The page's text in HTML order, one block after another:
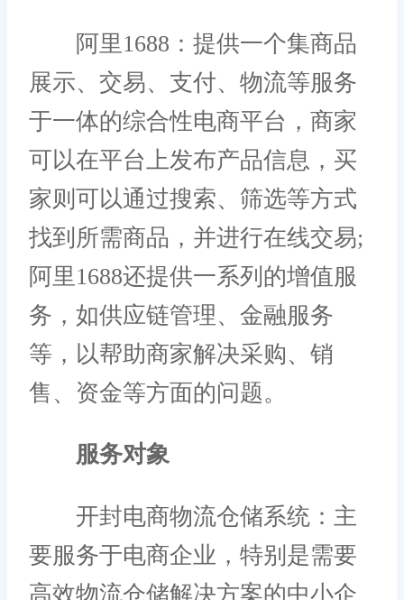
阿里1688：提供一个集商品
展示、交易、支付、物流等服务
于一体的综合性电商平台，商家
可以在平台上发布产品信息，买
家则可以通过搜索、筛选等方式
找到所需商品，并进行在线交易;
阿里1688还提供一系列的增值服
务，如供应链管理、金融服务
等，以帮助商家解决采购、销
售、资金等方面的问题。
服务对象
开封电商物流仓储系统：主
要服务于电商企业，特别是需要
高效物流仓储解决方案的中小企